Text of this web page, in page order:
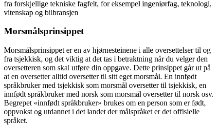
fra forskjellige tekniske fagfelt, for eksempel ingeniørfag, teknologi,
vitenskap og bilbransjen
Morsmålsprinsippet
Morsmålsprinsippet er en av hjørnesteinene i alle oversettelser til og
fra tsjekkisk, og det viktig at det tas i betraktning når du velger den
oversetteren som skal utføre din oppgave. Dette prinsippet går ut på
at en oversetter alltid oversetter til sitt eget morsmål. En innfødt
språkbruker med tsjekkisk som morsmål oversetter til tsjekkisk, en
innfødt språkbruker med norsk som morsmål oversetter til norsk osv.
Begrepet «innfødt språkbruker» brukes om en person som er født,
oppvokst og utdannet i det landet der målspråket er det offisielle
språket.